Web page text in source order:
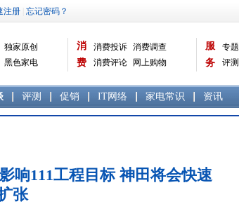
独家原创
黑色家电
消
费
消费投诉 消费调查
消费评论
网上购物
曝光台 品牌关注
服
务
专题
评测
评测 促销 IT网络 家电常识 资讯
响111工程目标 神田将会快速
张